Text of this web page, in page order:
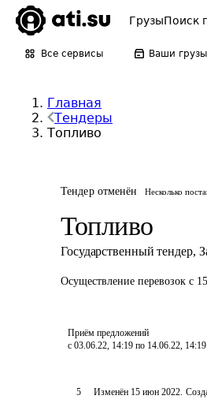
ГрузыПоиск
Все сервисы Ваши грузы
Главная
Тендеры
Топливо
Тендер отменён Несколько
Топливо
Государственный тендер,
Осуществление перевозок с
Приём предложений
с 03.06.22, 14:19 по 14.06.22, 14:19
5 Изменён 15 июн 2022.